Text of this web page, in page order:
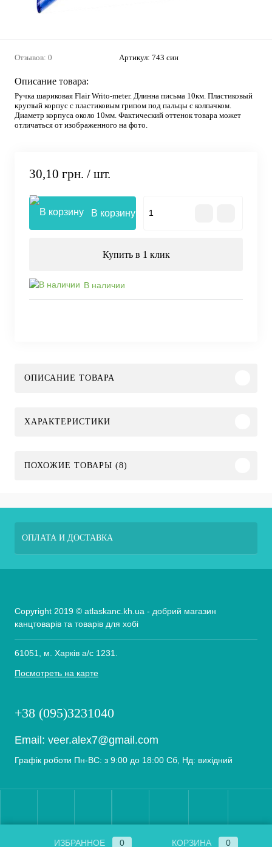
Отзывов: 0 Артикул: 743 син
Описание товара:
Ручка шариковая Flair Writo-meter. Длинна письма 10км. Пластиковый
круглый корпус с пластиковым грипом под пальцы с колпачком.
Диаметр корпуса около 10мм. Фактический оттенок товара может
отличаться от изображенного на фото.
30,10 грн. / шт.
В корзину
Купить в 1 клик
В наличии
ОПИСАНИЕ ТОВАРА
ХАРАКТЕРИСТИКИ
ПОХОЖИЕ ТОВАРЫ (8)
ОПЛАТА И ДОСТАВКА
Copyright 2019 © atlaskanc.kh.ua - добрий магазин
канцтоварів та товарів для хобі
61051, м. Харків а/с 1231.
Посмотреть на карте
+38 (095)3231040
Email: veer.alex7@gmail.com
Графік роботи Пн-ВС: з 9:00 до 18:00 Сб, Нд: вихідний
ИЗБРАННОЕ 0 КОРЗИНА 0